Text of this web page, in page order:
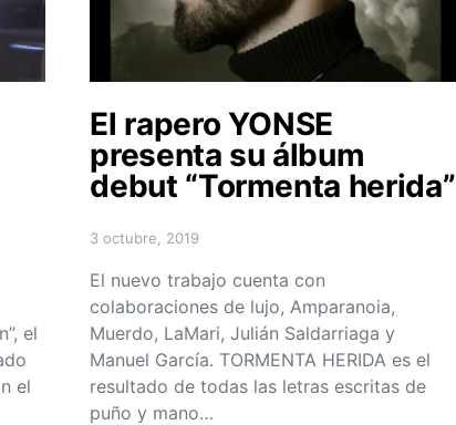
el
el
El rapero YONSE
presenta su álbum
debut “Tormenta herida”
Posted on
3 octubre, 2019
El nuevo trabajo cuenta con
colaboraciones de lujo, Amparanoia,
Muerdo, LaMari, Julián Saldarriaga y
Manuel García. TORMENTA HERIDA es el
resultado de todas las letras escritas de
puño y mano…